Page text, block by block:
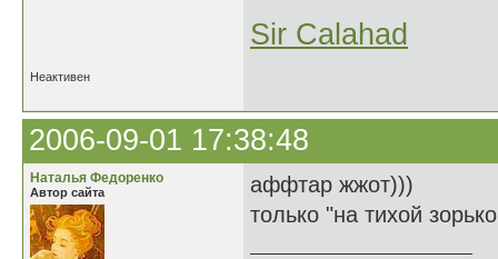
Sir Calahad
Неактивен
2006-09-01 17:38:48
Наталья Федоренко
Автор сайта
аффтар жжот)))
только "на тихой